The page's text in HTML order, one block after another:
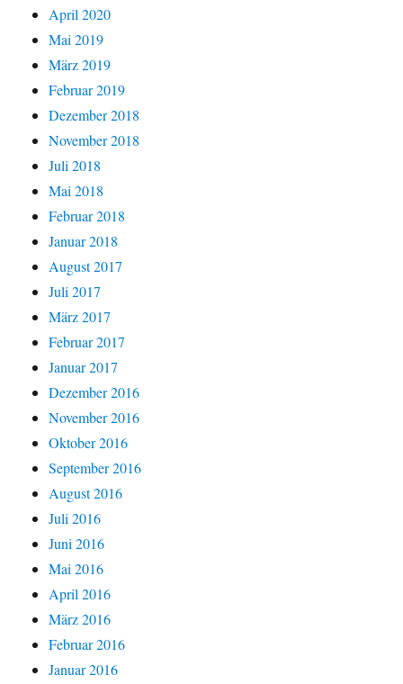
April 2020
Mai 2019
März 2019
Februar 2019
Dezember 2018
November 2018
Juli 2018
Mai 2018
Februar 2018
Januar 2018
August 2017
Juli 2017
März 2017
Februar 2017
Januar 2017
Dezember 2016
November 2016
Oktober 2016
September 2016
August 2016
Juli 2016
Juni 2016
Mai 2016
April 2016
März 2016
Februar 2016
Januar 2016